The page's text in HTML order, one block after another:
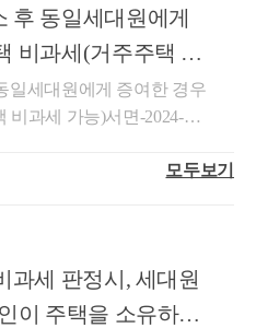
신청결정서를 살펴보면
유시 거주주택 특례 규정
해당한다고 보아 동일세
별도 세대원이 공동 소
, 같은 영 제155조 제20항
있는 경우 거주주택을 양
하여 줄 수 있거나 여러
있는 마일리지등의 경우
의 마일리지등으로 결제받
용역을 공급받는 자 외의
적립 및 사용 실적을 구분
될 것2)사업자가 마일리지
전받지 아니할 것10.자기
지등으로 대금의 전부 또
세 적용 여부★주요 경력- 1
용역- 600건 이상의 경정
금 환급- 세무사 플랫폼
3,700건 이상 상담)- 전문
및 후기 1위 (약 500건 이
만건 이상 공유)- KB금융
업 세무기획팀- ㈜iMBC 재
· 재건축주택 완공 전 또는
로 세대전원이 이사하고 1
과-2969 (2008.09.29)요 지
1개씩 소유하고 있는 1세
득한 경우에는 대체주택
정에 의한 상속주택과 일반
안 거주하기 위하여 다른
)을 취득한 경우로서 같
후 동일세대원에게
비과세(거주주택 비
일세대원에게 증여한 경우
비과세 가능)서면-2024-부
장기임대주택의 임대의무
대주택과 거주주택을 소유
임대주택이 ｢민간임대주
항제11호에 따라 임대사
모두보기
과세 판정시, 세대원
이 주택을 소유하고